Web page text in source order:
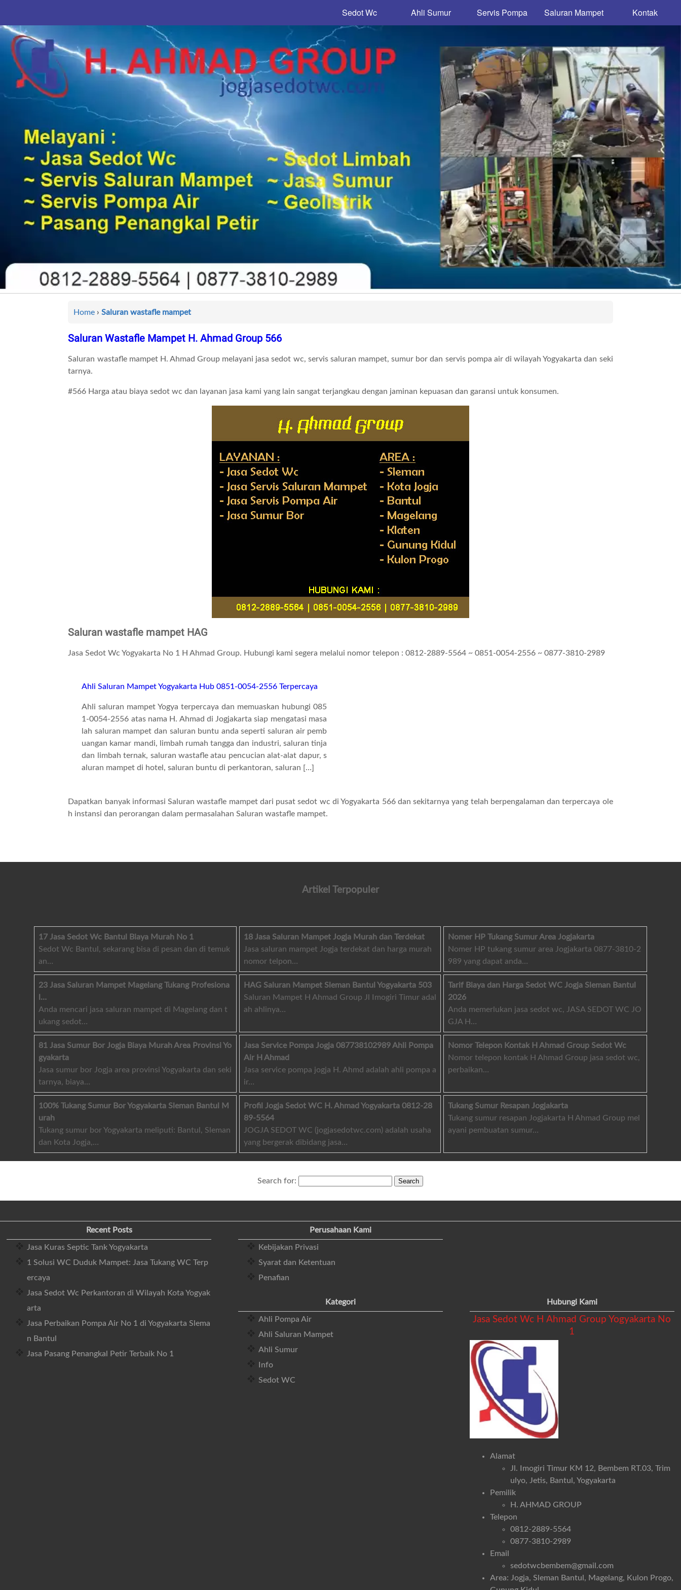
Sedot Wc Ahli Sumur Servis Pompa Saluran Mampet Kontak
Home › Saluran wastafle mampet
Saluran Wastafle Mampet H. Ahmad Group 566
Saluran wastafle mampet H. Ahmad Group melayani jasa sedot wc, servis saluran mampet, sumur bor dan servis pompa air di wilayah Yogyakarta dan seki
tarnya.
#566 Harga atau biaya sedot wc dan layanan jasa kami yang lain sangat terjangkau dengan jaminan kepuasan dan garansi untuk konsumen.
Saluran wastafle mampet HAG
Jasa Sedot Wc Yogyakarta No 1 H Ahmad Group. Hubungi kami segera melalui nomor telepon : 0812-2889-5564 ~ 0851-0054-2556 ~ 0877-3810-2989
Ahli Saluran Mampet Yogyakarta Hub 0851-0054-2556 Terpercaya
Ahli saluran mampet Yogya terpercaya dan memuaskan hubungi 085
1-0054-2556 atas nama H. Ahmad di Jogjakarta siap mengatasi masa
lah saluran mampet dan saluran buntu anda seperti saluran air pemb
uangan kamar mandi, limbah rumah tangga dan industri, saluran tinja
dan limbah ternak, saluran wastafle atau pencucian alat-alat dapur, s
aluran mampet di hotel, saluran buntu di perkantoran, saluran […]
Dapatkan banyak informasi Saluran wastafle mampet dari pusat sedot wc di Yogyakarta 566 dan sekitarnya yang telah berpengalaman dan terpercaya ole
h instansi dan perorangan dalam permasalahanSaluran wastafle mampet.
Artikel Terpopuler
17 Jasa Sedot Wc Bantul Biaya Murah No 1
Sedot Wc Bantul, sekarang bisa di pesan dan di temuk
an…
18 Jasa Saluran Mampet Jogja Murah dan Terdekat
Jasa saluran mampet Jogja terdekat dan harga murah
nomor telpon…
Nomer HP Tukang Sumur Area Jogjakarta
Nomer HP tukang sumur area Jogjakarta 0877-3810-2
989 yang dapat anda…
23 Jasa Saluran Mampet Magelang Tukang Profesiona
l…
Anda mencari jasa saluran mampet di Magelang dan t
ukang sedot…
HAG Saluran Mampet Sleman Bantul Yogyakarta 503
Saluran Mampet H Ahmad Group Jl Imogiri Timur adal
ah ahlinya…
Tarif Biaya dan Harga Sedot WC Jogja Sleman Bantul
2026
Anda memerlukan jasa sedot wc, JASA SEDOT WC JO
GJA H…
81 Jasa Sumur Bor Jogja Biaya Murah Area Provinsi Yo
gyakarta
Jasa sumur bor Jogja area provinsi Yogyakarta dan seki
tarnya, biaya…
Jasa Service Pompa Jogja 087738102989 Ahli Pompa
Air H Ahmad
Jasa service pompa jogja H. Ahmd adalah ahli pompa a
ir…
Nomor Telepon Kontak H Ahmad Group Sedot Wc
Nomor telepon kontak H Ahmad Group jasa sedot wc,
perbaikan…
100% Tukang Sumur Bor Yogyakarta Sleman Bantul M
urah
Tukang sumur bor Yogyakarta meliputi: Bantul, Sleman
dan Kota Jogja,…
Profil Jogja Sedot WC H. Ahmad Yogyakarta 0812-28
89-5564
JOGJA SEDOT WC (jogjasedotwc.com) adalah usaha
yang bergerak dibidang jasa…
Tukang Sumur Resapan Jogjakarta
Tukang sumur resapan Jogjakarta H Ahmad Group mel
ayani pembuatan sumur…
Search for:
Recent Posts
Jasa Kuras Septic Tank Yogyakarta
1 Solusi WC Duduk Mampet: Jasa Tukang WC Terp
ercaya
Jasa Sedot Wc Perkantoran di Wilayah Kota Yogyak
arta
Jasa Perbaikan Pompa Air No 1 di Yogyakarta Slema
n Bantul
Jasa Pasang Penangkal Petir Terbaik No 1
Perusahaan Kami
Kebijakan Privasi
Syarat dan Ketentuan
Penafian
Kategori
Ahli Pompa Air
Ahli Saluran Mampet
Ahli Sumur
Info
Sedot WC
Hubungi Kami
Jasa Sedot Wc H Ahmad Group Yogyakarta No
1
Alamat
Jl. Imogiri Timur KM 12, Bembem RT.03, Trim
ulyo, Jetis, Bantul, Yogyakarta
Pemilik
H. AHMAD GROUP
Telepon
0812-2889-5564
0877-3810-2989
Email
sedotwcbembem@gmail.com
Area: Jogja, Sleman Bantul, Magelang, Kulon Progo,